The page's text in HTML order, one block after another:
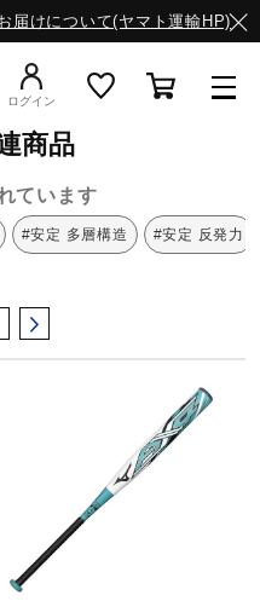
届けについて(ヤマト運輸HP)
ログイン
商品
ています
#安定 多層構造 #安定 反発力